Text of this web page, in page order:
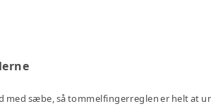
med sæbe, så tommelfingerreglen er helt at